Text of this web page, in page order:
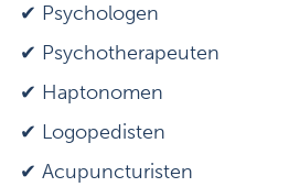
✔ Psychologen
✔ Psychotherapeuten
✔ Haptonomen
✔ Logopedisten
✔ Acupuncturisten